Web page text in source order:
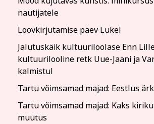
nautijatele
Loovkirjutamise päev Lukel
Jalutuskäik kultuuriloolase Enn
kultuurilooline retk Uue-Jaani ja
kalmistul
Tartu võimsamad majad: Eestlus
Tartu võimsamad majad: Kaks
muutus